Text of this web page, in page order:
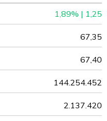
1,89% | 1,25
67,35
67,40
144.254.452
2.137.420